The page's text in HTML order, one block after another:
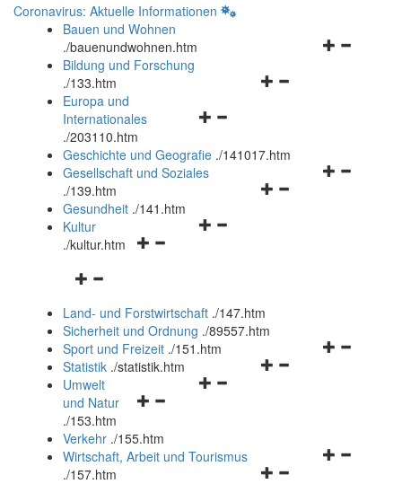
Coronavirus: Aktuelle Informationen
Bauen und Wohnen
./bauenundwohnen.htm
Navigationsmenü
Bildung und Forschung
./133.htm
Navigationsmenü
und
schließen
Europa und
Internationales
./203110.htm
Geschichte und Geografie ./141017.htm
Navigationsmenü
Gesellschaft und Soziales
./139.htm
Navigationsmenü
Gesundheit ./141.htm
Navigationsmenü
Kultur
./kultur.htm
Navigationsmenü
und
schließen
Land- und Forstwirtschaft ./147.htm
Sicherheit und Ordnung ./89557.htm
Navigationsmenü
Sport und Freizeit ./151.htm
Navigationsmenü
Statistik ./statistik.htm
Navigationsmenü
und
schließen
Umwelt
und Natur
./153.htm
Verkehr ./155.htm
Navigationsmenü
Wirtschaft, Arbeit und Tourismus
./157.htm